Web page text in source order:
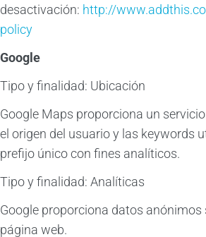
desactivación: http://
policy
Google
Tipo y finalidad: Ubicación
Google Maps proporciona un
el origen del usuario y las keywords
prefijo único con fines analíticos.
Tipo y finalidad: Analíticas
Google proporciona datos anónimos
página web.